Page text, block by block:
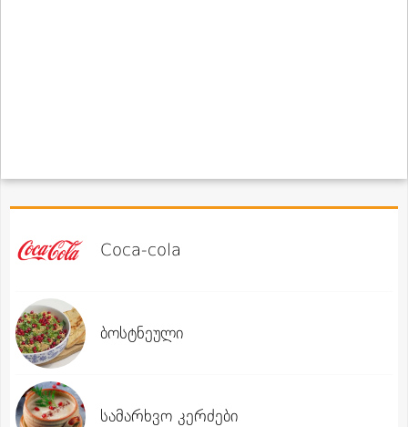
Coca-cola
ბოსტნეული
სამარხვო კერძები